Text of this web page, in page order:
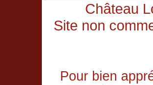
Château
Site non
Pour bien